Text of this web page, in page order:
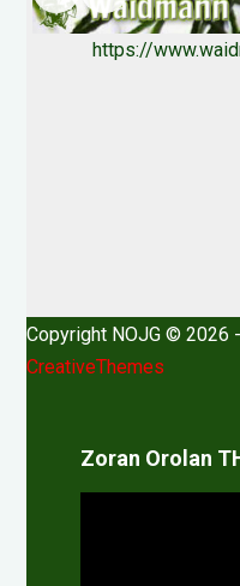
https://
Copyright NOJG © 2026
CreativeThemes
Zoran Orolan